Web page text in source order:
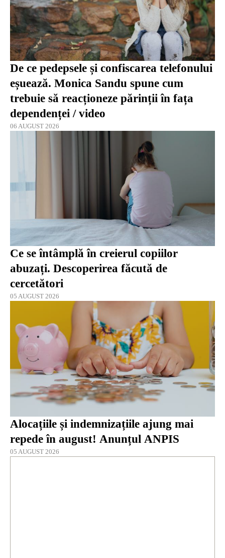
De ce pedepsele și confiscarea telefonului
eșuează. Monica Sandu spune cum
trebuie să reacționeze părinții în fața
dependenței / video
06 AUGUST 2026
Ce se întâmplă în creierul copiilor
abuzați. Descoperirea făcută de
cercetători
05 AUGUST 2026
Alocațiile și indemnizațiile ajung mai
repede în august! Anunțul ANPIS
05 AUGUST 2026